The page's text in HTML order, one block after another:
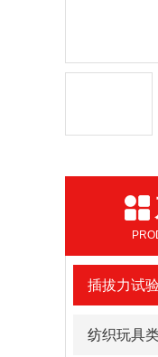
插拔力试
纺织玩具